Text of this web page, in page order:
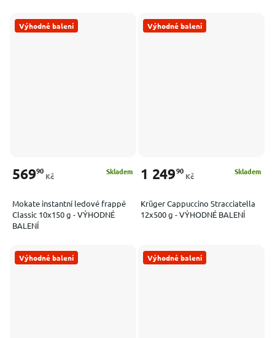
Výhodné balení
Mokate instantní ledové frappé
Classic 10x150 g - VÝHODNÉ
BALENÍ
Skladem
56990
Kč
Výhodné balení
Krüger Cappuccino Stracciatella
12x500 g - VÝHODNÉ BALENÍ
Skladem
1 24990
Kč
Výhodné balení Výhodné balení